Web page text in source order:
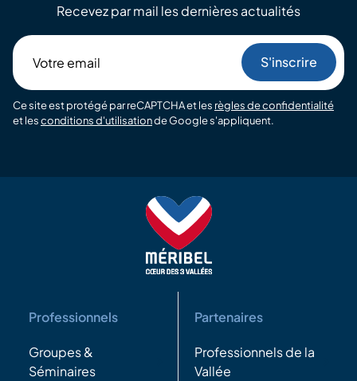
Recevez par mail les dernières actualités
email
Ce site est protégé par reCAPTCHA et les règles de confidentialité
et lesconditions d'utilisationde Google s'appliquent.
Professionnels
Groupes &
Séminaires
Partenaires
Professionnels de la
Vallée